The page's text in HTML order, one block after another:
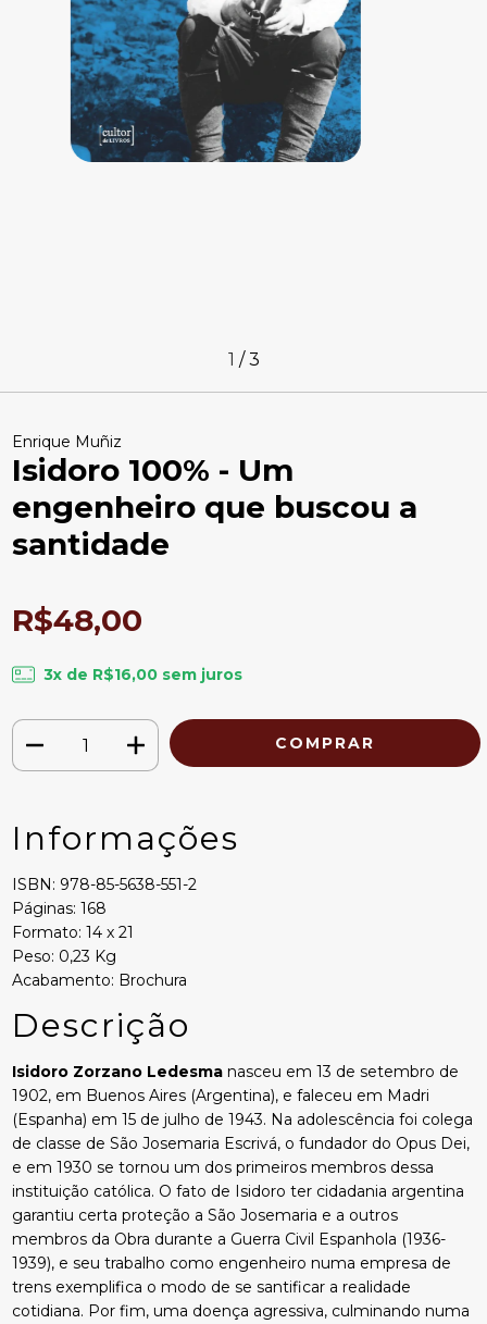
1 /3
Enrique Muñiz
Isidoro 100% - Um
engenheiro que buscou a
santidade
R$48,00
3x de R$16,00 sem juros
Informações
ISBN: 978-85-5638-551-2
Páginas: 168
Formato: 14 x 21
Peso: 0,23 Kg
Acabamento: Brochura
Descrição
Isidoro Zorzano Ledesma nasceu em 13 de setembro de
1902, em Buenos Aires (Argentina), e faleceu em Madri
(Espanha) em 15 de julho de 1943. Na adolescência foi colega
de classe de São Josemaria Escrivá, o fundador do Opus Dei,
e em 1930 se tornou um dos primeiros membros dessa
instituição católica. O fato de Isidoro ter cidadania argentina
garantiu certa proteção a São Josemaria e a outros
membros da Obra durante a Guerra Civil Espanhola (1936-
1939), e seu trabalho como engenheiro numa empresa de
trens exemplifica o modo de se santificar a realidade
cotidiana. Por fim, uma doença agressiva, culminando numa